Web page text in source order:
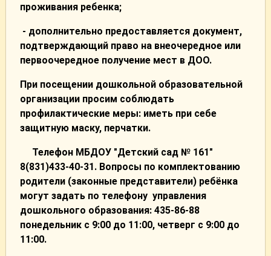
проживания ребенка;
- дополнительно предоставляется документ,
подтверждающий право на внеочередное или
первоочередное получение мест в ДОО.
При посещении дошкольной образовательной
организации просим соблюдать
профилактические меры: иметь при себе
защитную маску, перчатки.
Телефон МБДОУ "Детский сад № 161"
8(831)433-40-31. Вопросы по комплектованию
родители (законные представители) ребёнка
могут задать по телефону управления
дошкольного образования: 435-86-88
понедельник с 9:00 до 11:00, четверг с 9:00 до
11:00.